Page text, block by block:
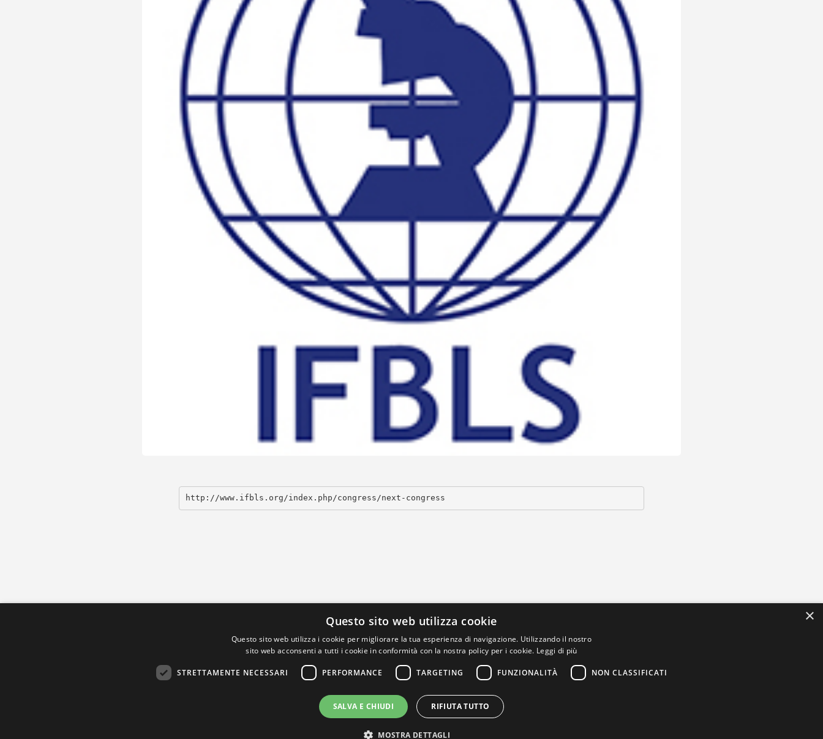
http://www.ifbls.org/index.php/congress/next-congress
×
Questo sito web utilizza cookie
Questo sito web utilizza i cookie per migliorare la tua esperienza di navigazione. Utilizzando il nostro
sito web acconsenti a tutti i cookie in conformità con la nostra policy per i cookie. Leggi di più
STRETTAMENTE NECESSARI PERFORMANCE TARGETING FUNZIONALITÀ NON CLASSIFICATI
SALVA E CHIUDI RIFIUTA TUTTO
MOSTRA DETTAGLI